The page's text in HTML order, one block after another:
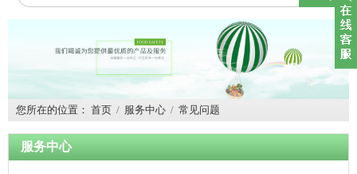
您所在的位置： 首页 / 服务中心 / 常见问题
服务中心